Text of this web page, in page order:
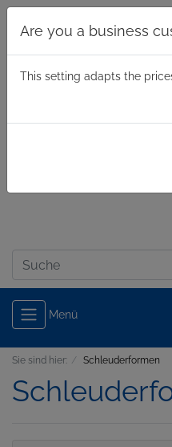
Menü
Are you a business
This setting adapts the
Sie sind hier: Schleuderformen